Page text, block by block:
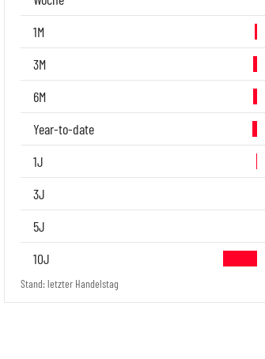
1M
3M
6M
Year-to-date
1J
3J
5J
10J
Stand: letzter Handelstag